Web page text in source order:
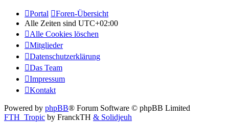
Portal
Foren-Übersicht
Alle Zeiten sind UTC+02:00
Alle Cookies löschen
Mitglieder
Datenschutzerklärung
Das Team
Impressum
Kontakt
Powered by phpBB® Forum Software © phpBB Limited
FTH_Tropic by FranckTH & Solidjeuh